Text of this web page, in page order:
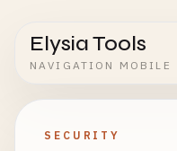
Elysia Tools
NAVIGATION MOBILE
SECURITY